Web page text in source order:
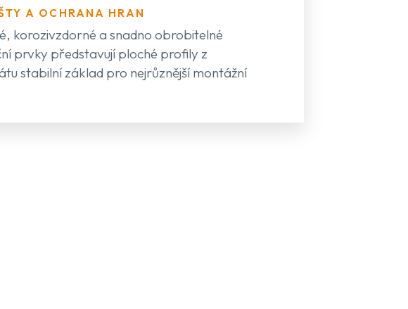
A OCHRANA HRAN
korozivzdorné a snadno obrobitelné
prvky představují ploché profily z
stabilní základ pro nejrůznější montážní